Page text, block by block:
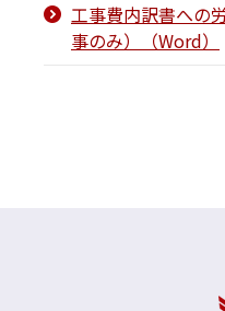
工事費内訳書への
事のみ）（Word）